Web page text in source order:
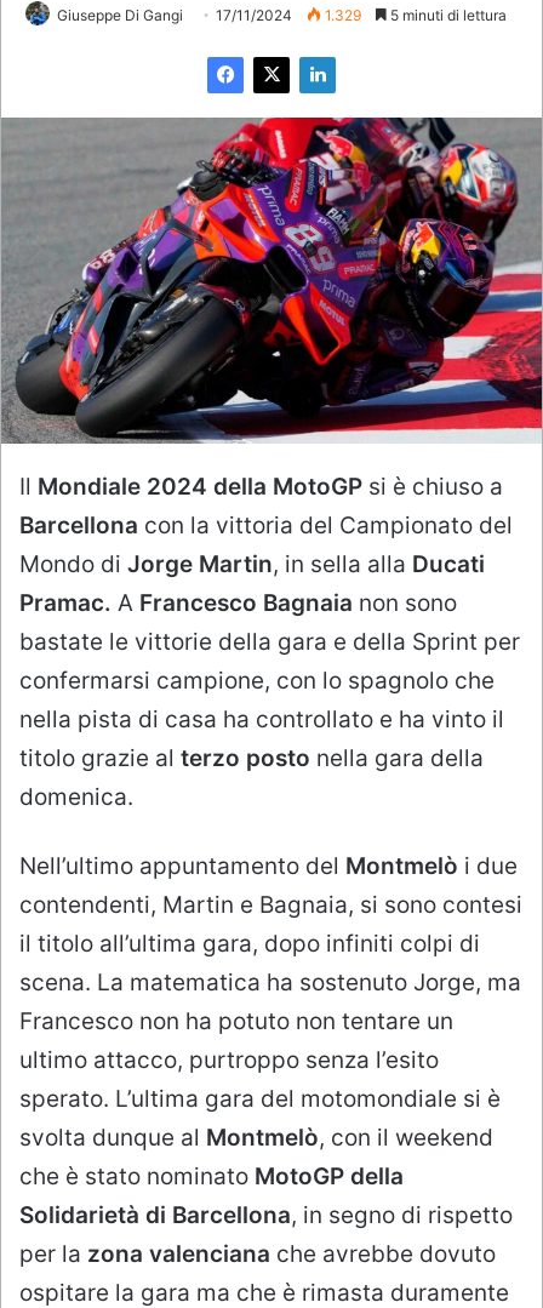
Giuseppe Di Gangi 17/11/2024 1.329 5 minuti di lettura
Il Mondiale 2024 della MotoGP si è chiuso a
Barcellona con la vittoria del Campionato del
Mondo di Jorge Martin, in sella alla Ducati
Pramac. A Francesco Bagnaia non sono
bastate le vittorie della gara e della Sprint per
confermarsi campione, con lo spagnolo che
nella pista di casa ha controllato e ha vinto il
titolo grazie al terzo posto nella gara della
domenica.
Nell’ultimo appuntamento del Montmelò i due
contendenti, Martin e Bagnaia, si sono contesi
il titolo all’ultima gara, dopo infiniti colpi di
scena. La matematica ha sostenuto Jorge, ma
Francesco non ha potuto non tentare un
ultimo attacco, purtroppo senza l’esito
sperato. L’ultima gara del motomondiale si è
svolta dunque al Montmelò, con il weekend
che è stato nominato MotoGP della
Solidarietà di Barcellona, in segno di rispetto
per la zona valenciana che avrebbe dovuto
ospitare la gara ma che è rimasta duramente